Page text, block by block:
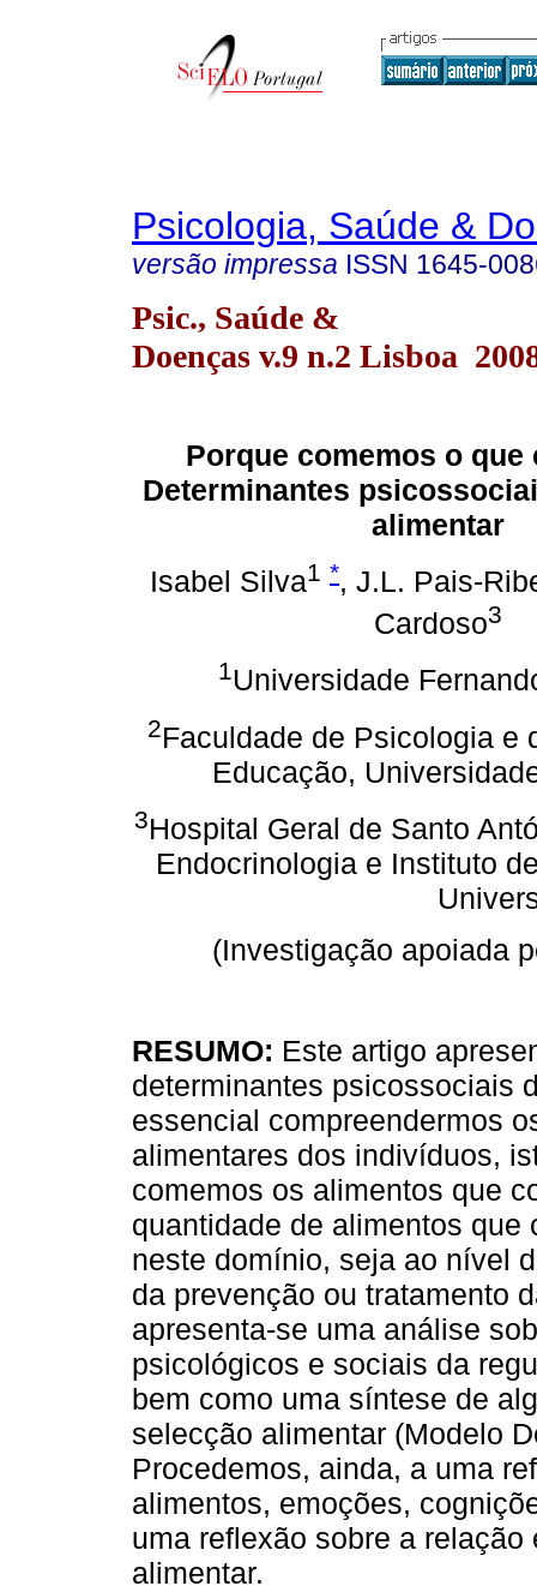
Psicologia, Saúde &
versão impressa ISSN 1645-
Psic., Saúde &
Doenças v.9 n.2 Lisboa
Porque comemos o que
Determinantes
alimentar
Isabel Silva1 *, J.L. Pais-
Cardoso3
1Universidade
2Faculdade de Psicologia e
Educação,
3Hospital Geral de Santo
Endocrinologia e Instituto
(Investigação apoiada
RESUMO: Este artigo
determinantes psicossociais
essencial compreendermos
alimentares dos indivíduos,
comemos os alimentos que
quantidade de alimentos
neste domínio, seja ao nível
da prevenção ou tratamento
apresenta-se uma análise
psicológicos e sociais da
bem como uma síntese de
selecção alimentar (Modelo
Procedemos, ainda, a uma
alimentos, emoções,
uma reflexão sobre a
alimentar.